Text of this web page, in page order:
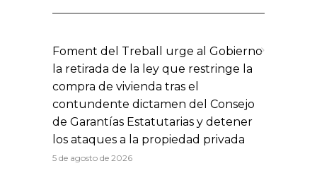
Foment del Treball urge al Gobierno
la retirada de la ley que restringe la
compra de vivienda tras el
contundente dictamen del Consejo
de Garantías Estatutarias y detener
los ataques a la propiedad privada
5 de agosto de 2026